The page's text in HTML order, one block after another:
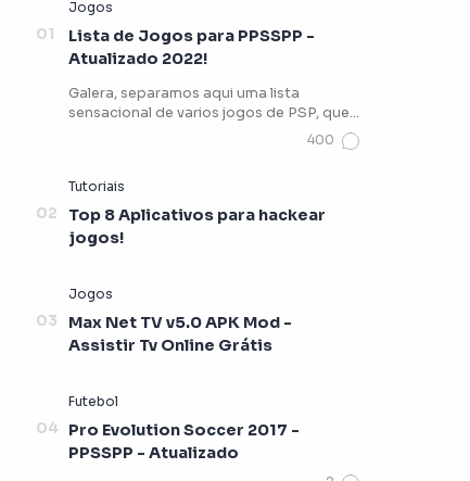
Lista de Jogos para PPSSPP -
Atualizado 2022!
Galera, separamos aqui uma lista
sensacional de varios jogos de PSP, que
Top 8 Aplicativos para hackear
jogos!
Max Net TV v5.0 APK Mod -
Assistir Tv Online Grátis
Pro Evolution Soccer 2017 -
PPSSPP - Atualizado